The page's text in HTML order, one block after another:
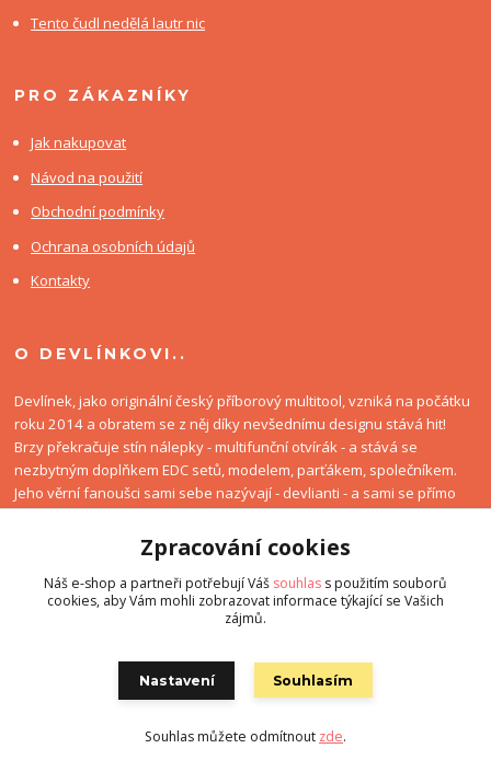
Tento čudl nedělá lautr nic
PRO ZÁKAZNÍKY
Jak nakupovat
Návod na použití
Obchodní podmínky
Ochrana osobních údajů
Kontakty
O DEVLÍNKOVI..
Devlínek, jako originální český příborový multitool, vzniká na počátku
roku 2014 a obratem se z něj díky nevšednímu designu stává hit!
Brzy překračuje stín nálepky - multifunční otvírák - a stává se
nezbytným doplňkem EDC setů, modelem, parťákem, společníkem.
Jeho věrní fanoušci sami sebe nazývají - devlianti - a sami se přímo
podílí na rozvoji Devlínkova kultu. A všechny tyhle plky tady jsou
jenom proto, aby měl strýček Gůgl co indexovat :-D
Vytvořeno na
Eshop-rychle.cz
Zpracování cookies
Náš e-shop a partneři potřebují Váš souhlas s použitím souborů
cookies, aby Vám mohli zobrazovat informace týkající se Vašich
zájmů.
Nastavení Souhlasím
Souhlas můžete odmítnout zde.